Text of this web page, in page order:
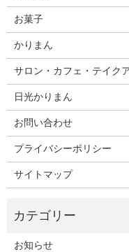
お菓子
かりまん
サロン・カフェ・テイク
日光かりまん
お問い合わせ
プライバシーポリシー
サイトマップ
お知らせ